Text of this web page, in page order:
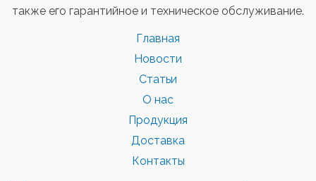
также его гарантийное и техническое обслуживание.
Главная
Новости
Статьи
О нас
Продукция
Доставка
Контакты